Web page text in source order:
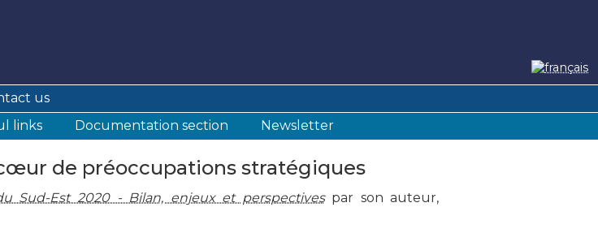
links Documentation section Newsletter
us
de préoccupations stratégiques
du Sud-Est 2020 - Bilan, enjeux et perspectivespar son auteur,